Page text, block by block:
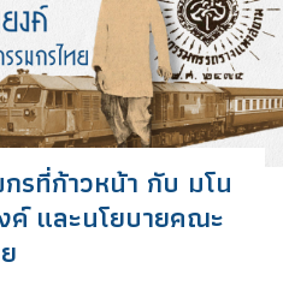
รที่ก้าวหน้า กับ มโน
และนโยบายคณะ